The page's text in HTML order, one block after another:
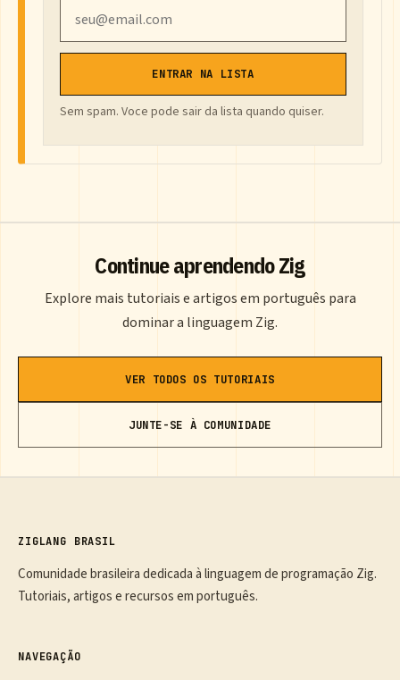
ENTRAR NA LISTA
Sem spam. Voce pode sair da lista quando quiser.
Continue aprendendo Zig
Explore mais tutoriais e artigos em português para
dominar a linguagem Zig.
VER TODOS OS TUTORIAIS
JUNTE-SE À COMUNIDADE
ZIGLANG BRASIL
Comunidade brasileira dedicada à linguagem de programação Zig.
Tutoriais, artigos e recursos em português.
NAVEGAÇÃO